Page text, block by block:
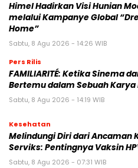
Himel Hadirkan Visi Hunian
melalui Kampanye Global
Home”
Sabtu, 8 Agu 2026 - 14:26 WIB
Pers Rilis
FAMILIARITÉ: Ketika Sinema
Bertemu dalam Sebuah Karya
Sabtu, 8 Agu 2026 - 14:19 WIB
Kesehatan
Melindungi Diri dari Ancaman
Serviks: Pentingnya Vaksin
Sabtu, 8 Agu 2026 - 07:31 WIB